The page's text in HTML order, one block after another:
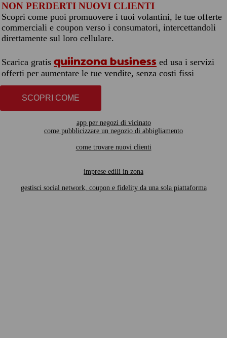
NON PERDERTI NUOVI CLIENTI
Scopri come puoi promuovere i tuoi volantini, le tue offerte
commerciali e coupon verso i consumatori, intercettandoli
direttamente sul loro cellulare.
Scarica gratis quiinzona business ed usa i servizi
offerti per aumentare le tue vendite, senza costi fissi
SCOPRI COME
app per negozi di vicinato
come pubblicizzare un negozio di abbigliamento
come trovare nuovi clienti
imprese edili in zona
gestisci social network, coupon e fidelity da una sola piattaforma